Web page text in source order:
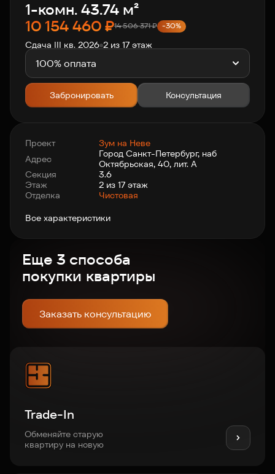
Контакты
Связаться с нами
+7 812 703-55-55
1-комн. 43.74 м²
10 154 460₽14 506 371₽ -30%
Сдача III кв. 2026 2 из 17 этаж
100% оплата
Забронировать Консультация
Проект
Зум на Неве
Адрес
Город Санкт-Петербург, наб
Октябрьская, 40, лит. А
Секция
3.6
Этаж
2 из 17 этаж
Отделка
Чистовая
Все характеристики
Еще 3 способа
покупки квартиры
Заказать консультацию
Trade-In
Обменяйте старую
квартиру на новую